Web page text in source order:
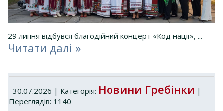
29 липня відбувся благодійний концерт «Код нації», ...
Читати далі »
30.07.2026 | Категорія: Новини Гребінки |
Переглядів: 1140